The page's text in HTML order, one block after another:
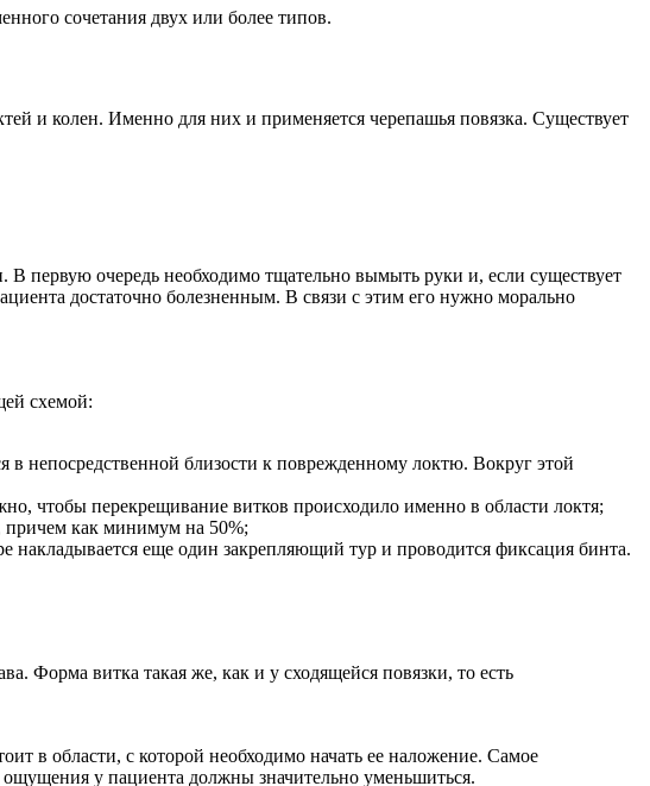
сочетания двух или более типов.
и колен. Именно для них и применяется черепашья повязка. Существует
В первую очередь необходимо тщательно вымыть руки и, если существует
достаточно болезненным. В связи с этим его нужно морально
схемой:
в непосредственной близости к поврежденному локтю. Вокруг этой
чтобы перекрещивание витков происходило именно в области локтя;
причем как минимум на 50%;
накладывается еще один закрепляющий тур и проводится фиксация бинта.
Форма витка такая же, как и у сходящейся повязки, то есть
в области, с которой необходимо начать ее наложение. Самое
ощущения у пациента должны значительно уменьшиться.